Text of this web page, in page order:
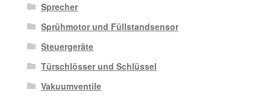
Sprecher
Sprühmotor und Füllstandsensor
Steuergeräte
Türschlösser und Schlüssel
Vakuumventile